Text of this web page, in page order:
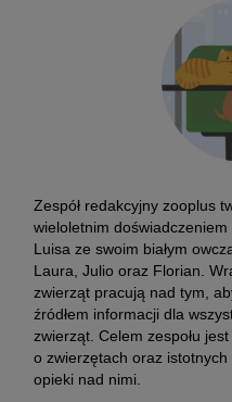
Zespół redakcyjny zooplus
wieloletnim
Luisa ze swoim białym
Laura, Julio oraz Florian.
zwierząt pracują nad tym,
źródłem informacji dla
zwierząt. Celem zespołu
o zwierzętach oraz istotnych
opieki nad nimi.